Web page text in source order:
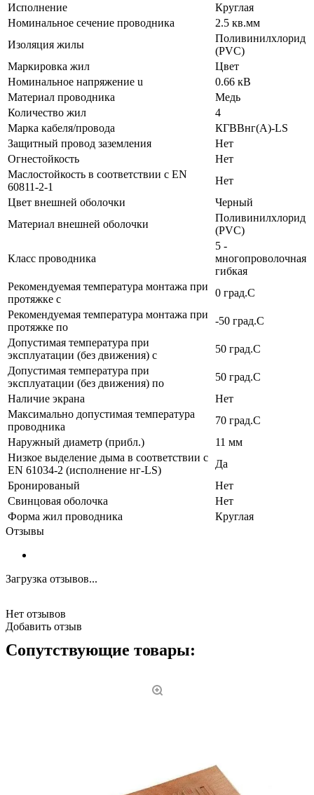
Исполнение
Круглая
Номинальное сечение проводника
2.5 кв.мм
Изоляция жилы
Поливинилхлорид
(PVC)
Маркировка жил
Цвет
Номинальное напряжение u
0.66 кВ
Материал проводника
Медь
Количество жил
4
Марка кабеля/провода
КГВВнг(А)-LS
Защитный провод заземления
Нет
Огнестойкость
Нет
Маслостойкость в соответствии с EN
60811-2-1
Нет
Цвет внешней оболочки
Черный
Материал внешней оболочки
Поливинилхлорид
(PVC)
Класс проводника
5 -
многопроволочная
гибкая
Рекомендуемая температура монтажа при
протяжке с
0 град.C
Рекомендуемая температура монтажа при
протяжке по
-50 град.C
Допустимая температура при
эксплуатации (без движения) с
50 град.C
Допустимая температура при
эксплуатации (без движения) по
50 град.C
Наличие экрана
Нет
Максимально допустимая температура
проводника
70 град.C
Наружный диаметр (прибл.)
11 мм
Низкое выделение дыма в соответствии с
EN 61034-2 (исполнение нг-LS)
Да
Бронированый
Нет
Свинцовая оболочка
Нет
Форма жил проводника
Круглая
Отзывы
Загрузка отзывов...
Нет отзывов
Добавить отзыв
Сопутствующие товары: